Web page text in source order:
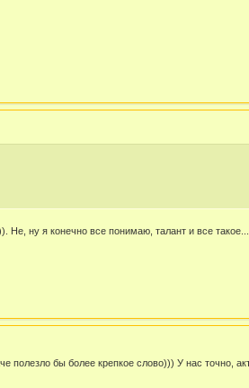
ну я конечно все понимаю, талант и все
полезло бы более крепкое слово))) У нас точно,